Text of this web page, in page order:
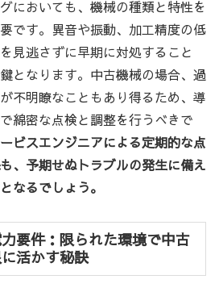
においても、機械の種類と特性を
です。異音や振動、加工精度の低
見逃さずに早期に対処すること
となります。中古機械の場合、過
不明瞭なこともあり得るため、導
綿密な点検と調整を行うべきで
ビスエンジニアによる定期的な点
、予期せぬトラブルの発生に備え
なるでしょう。
要件：限られた環境で中古
活かす秘訣